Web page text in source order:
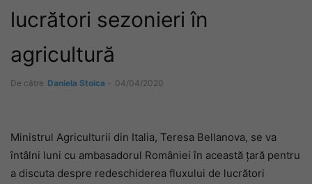
lucrători sezonieri în
agricultură
De către Daniela Stoica - 04/04/2020
Ministrul Agriculturii din Italia, Teresa Bellanova, se va
întâlni luni cu ambasadorul României în această țară pentru
a discuta despre redeschiderea fluxului de lucrători